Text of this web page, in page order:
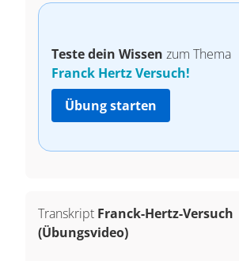
Teste dein Wissen zum Thema
Franck Hertz Versuch!
Übung starten
Transkript Franck-Hertz-Versuch
(Übungsvideo)